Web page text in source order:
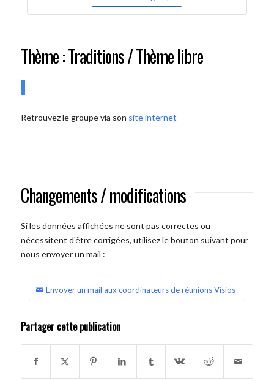
Thème : Traditions / Thème libre
Retrouvez le groupe via son site internet
Changements / modifications
Si les données affichées ne sont pas correctes ou
nécessitent d'être corrigées, utilisez le bouton suivant pour
nous envoyer un mail :
Envoyer un mail aux coordinateurs de réunions Visios
Partager cette publication